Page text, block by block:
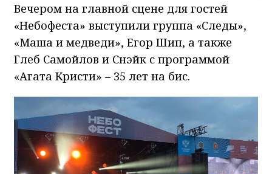
Вечером на главной сцене для гостей
«Небофеста» выступили группа «Следы»,
«Маша и медведи», Егор Шип, а также
Глеб Самойлов и Снэйк с программой
«Агата Кристи» – 35 лет на бис.